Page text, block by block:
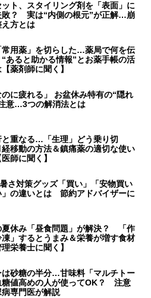
ト、スタイリング剤を「表面」に
敗？ 実は“内側の根元”が正解…崩
方とは
常用薬」を切らした…薬局で何を伝
あると助かる情報”とお薬手帳の活
薬剤師に聞く】
のに疲れる」 お盆休み特有の“隠れ
意…3つの解消法とは
と重なる…「生理」どう乗り切
移動の方法＆鎮痛薬の適切な使い
師に聞く】
さ対策グッズ「買い」「安物買い
」の違いとは 節約アドバイザーに
夏休み「昼食問題」が解決？ 「作
凍」するとうまみ＆栄養が増す食材
栄養士に聞く】
は砂糖の半分…甘味料「マルチトー
糖値高めの人が使ってOK？ 注意
病専門医が解説